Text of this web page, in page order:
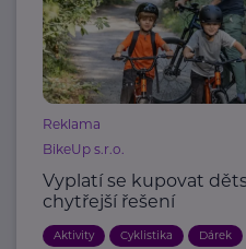
Reklama
BikeUp s.r.o.
Vyplatí se kupovat
chytřejší řešení
Aktivity Cyklistika Dárek